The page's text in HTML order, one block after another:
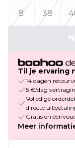
8
38
Til je ervaring
14 dagen
5 €/dag
Volledige
directe
Gratis en
Meer